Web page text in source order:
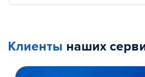
Клиенты наших